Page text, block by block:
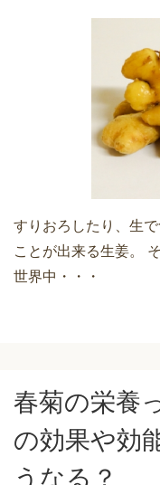
すりおろしたり、生
ことが出来る生姜。
世界中・・・
春菊の栄養
の効果や効
うなる？